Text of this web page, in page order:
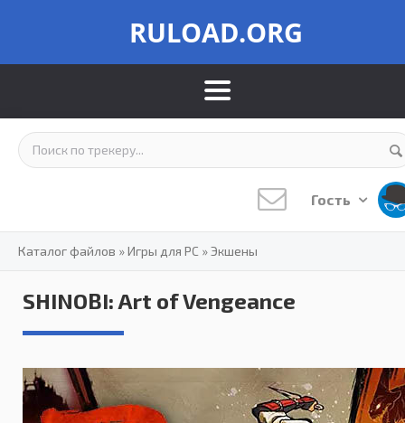
RULOAD.ORG
Гость
Каталог файлов »Игры для PC »Экшены
SHINOBI: Art of Vengeance